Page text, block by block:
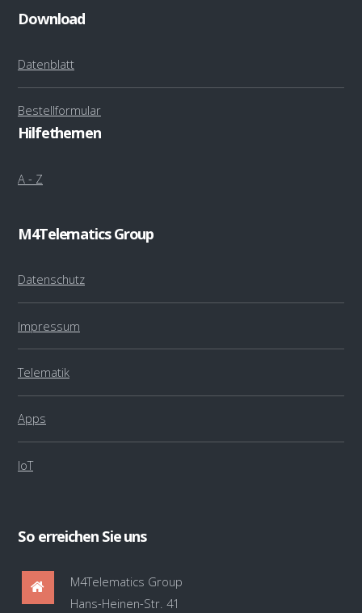
Download
Datenblatt
Bestellformular
Hilfethemen
A - Z
M4Telematics Group
Datenschutz
Impressum
Telematik
Apps
IoT
So erreichen Sie uns
M4Telematics Group
Hans-Heinen-Str. 41